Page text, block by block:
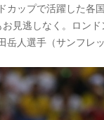
ップで活躍した各
見逃しなく。ロン
人選手（サンフレ